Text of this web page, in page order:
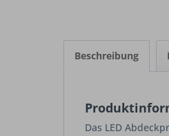
Beschreibung
Das LED